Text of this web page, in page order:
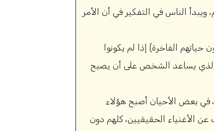
ويبدأ الناس في التفكير في أن الأمر
الفاخرة) إذا لم يكونوا
الذي يساعد الشخص على أن يصبح
في بعض الأحيان أصبح هؤلاء
عن الأغنياء الحقيقيين، كلهم دون